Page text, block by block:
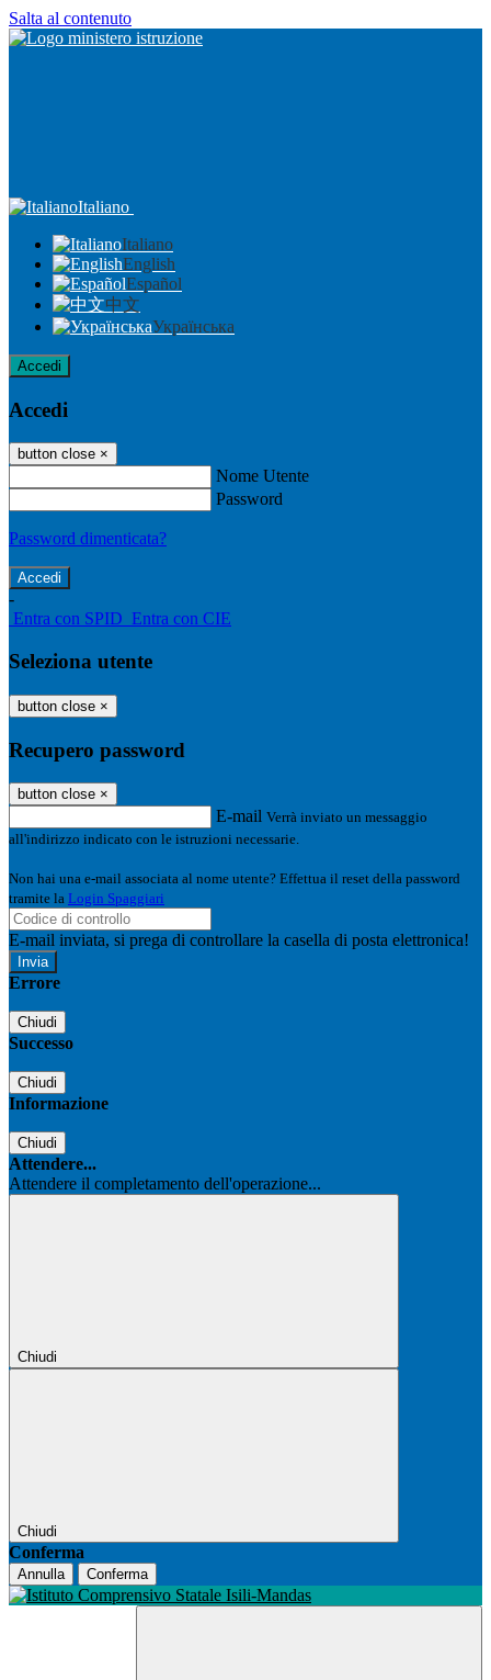
Salta al contenuto
Italiano
Italiano
English
Español
中文
Українська
Accedi
Accedi
button close ×
Nome Utente
Password
Password dimenticata?
-
Entra con SPID Entra con CIE
Seleziona utente
button close ×
Recupero password
button close ×
E-mail Verrà inviato un messaggio
all'indirizzo indicato con le istruzioni necessarie.
Non hai una e-mail associata al nome utente? Effettua il reset della password
tramite la Login Spaggiari
E-mail inviata, si prega di controllare la casella di posta elettronica!
Errore
Chiudi
Successo
Chiudi
Informazione
Chiudi
Attendere...
Attendere il completamento dell'operazione...
Chiudi
Chiudi
Conferma
Annulla Conferma